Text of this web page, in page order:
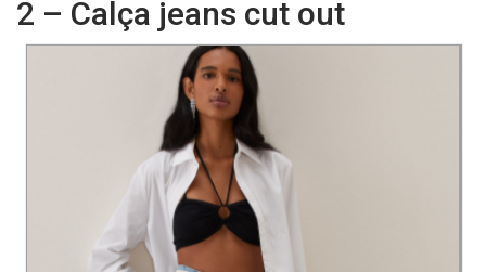
2 – Calça jeans cut out